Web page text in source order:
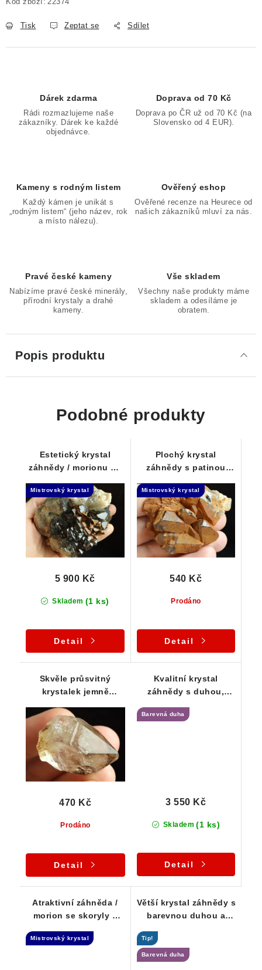
Tisk Zeptat se Sdílet
Dárek zdarma
Rádi rozmazlujeme naše
zákazníky. Dárek ke každé
objednávce.
Doprava od 70 Kč
Doprava po ČR už od 70 Kč (na
Slovensko od 4 EUR).
Kameny s rodným listem
Každý kámen je unikát s
„rodným listem“ (jeho název, rok
a místo nálezu).
Ověřený eshop
Ověřené recenze na Heurece od
našich zákazníků mluví za nás.
Pravé české kameny
Nabízíme pravé české minerály,
přírodní krystaly a drahé
kameny.
Vše skladem
Všechny naše produkty máme
skladem a odesíláme je
obratem.
Popis produktu
Podobné produkty
Estetický krystal
záhnědy / morionu na
Samoléčitel
Mistrovský krystal
Skladem (1 ks)
5 900 Kč
Detail
Plochý krystal
záhnědy s patinou
Mistrovský krystal
Prodáno
540 Kč
Detail
Skvěle průsvitný
krystalek jemně
Prodáno
470 Kč
Detail
Kvalitní krystal
záhnědy s duhou,
propadlým oknem
Barevná duha
Skladem (1 ks)
3 550 Kč
Detail
Atraktivní záhněda /
morion se skoryly a
Elestial + Samoléčitel
Mistrovský krystal
Větší krystal záhnědy s
barevnou duhou a
Tip!
Barevná duha